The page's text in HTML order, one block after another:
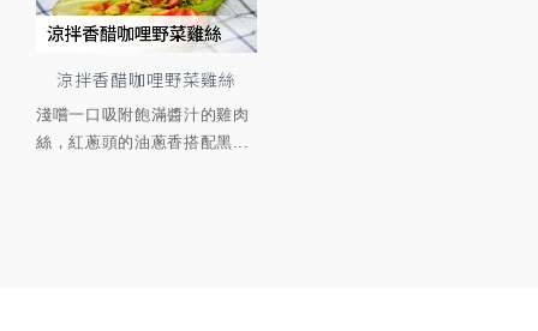
涼拌香醋咖哩野菜雞絲
淺嚐一口吸附飽滿醬汁的雞肉
絲，紅蔥頭的油蔥香搭配黑...